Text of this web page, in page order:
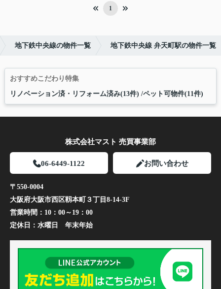
1
地下鉄中央線の物件一覧 地下鉄中央線 弁天町駅の物件一覧
おすすめこだわり特集
リノベーション済・リフォーム済み(13件) ペット可物件(11件)
株式会社マスト 売買事業部
06-6449-1122 お問い合わせ
〒550-0004
大阪府大阪市西区靱本町３丁目8-14-3F
営業時間： 10：00～19：00
定休日： 水曜日 年末年始